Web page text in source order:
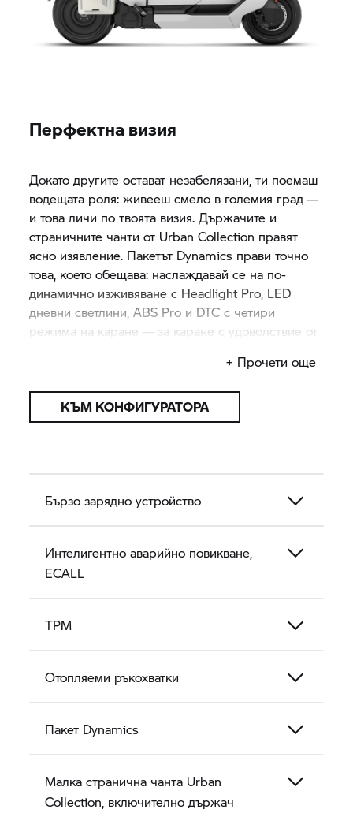
Перфектна визия
Докато другите остават незабелязани, ти поемаш
водещата роля: живееш смело в големия град —
и това личи по твоята визия. Държачите и
страничните чанти от Urban Collection правят
ясно изявление. Пакетът Dynamics прави точно
това, което обещава: наслаждавай се на по-
динамично изживяване с Headlight Pro, LED
дневни светлини, ABS Pro и DTC с четири
режима на каране — за каране с удоволствие от
+ Прочети още
КЪМ КОНФИГУРАТОРА
Бързо зарядно устройство
Интелигентно аварийно повикване,
ECALL
TPM
Отопляеми ръкохватки
Пакет Dynamics
Малка странична чанта Urban
Collection, включително държач